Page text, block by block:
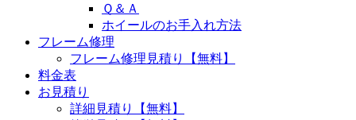
Ｑ＆Ａ
ホイールのお手入れ方法
フレーム修理
フレーム修理見積り【無料】
料金表
お見積り
詳細見積り【無料】